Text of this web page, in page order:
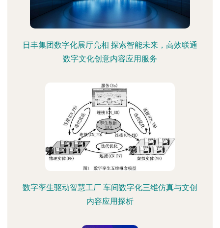
日丰集团数字化展厅亮相 探索智能未来，高效联通
数字文化创意内容应用服务
数字孪生驱动智慧工厂 车间数字化三维仿真与文创
内容应用探析